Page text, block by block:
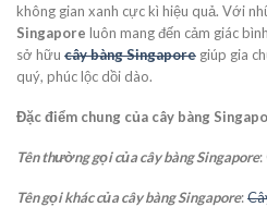
không gian xanh cực kì hiệu quả. Với
Singapore luôn mang đến cảm giác
sở hữu cây bàng Singapore giúp gia
quý, phúc lộc dồi dào.
Đặc điểm chung của cây bàng
Tên thường gọi của cây bàng Singapore:
Tên gọi khác của cây bàng Singapore: